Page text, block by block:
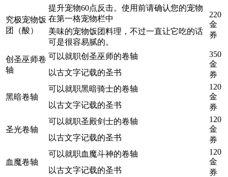
究极宠物饭
团（酸）
提升宠物60点反击。使用前请确认您的宠物
在第一格宠物栏中
220
金
券
美味的宠物饭团料理，不过一直让它吃的话
可是很容易腻的。
创圣巫师卷
轴
可以就职创圣巫师的卷轴
350
金
券
以古文字记载的圣书
黑暗卷轴
可以就职黑暗骑士的卷轴
120
金
券
以古文字记载的圣书
圣光卷轴
可以就职圣殿剑士的卷轴
120
金
券
以古文字记载的圣书
血魔卷轴
可以就职血魔斗神的卷轴
120
金
券
以古文字记载的圣书